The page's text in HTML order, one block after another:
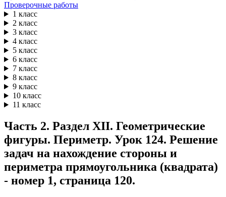
Проверочные работы
1 класс
2 класс
3 класс
4 класс
5 класс
6 класс
7 класс
8 класс
9 класс
10 класс
11 класс
Часть 2. Раздел XII. Геометрические
фигуры. Периметр. Урок 124. Решение
задач на нахождение стороны и
периметра прямоугольника (квадрата)
- номер 1, страница 120.